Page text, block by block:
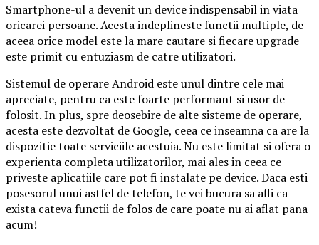
Smartphone-ul a devenit un device indispensabil in viata
oricarei persoane. Acesta indeplineste functii multiple, de
aceea orice model este la mare cautare si fiecare upgrade
este primit cu entuziasm de catre utilizatori.
Sistemul de operare Android este unul dintre cele mai
apreciate, pentru ca este foarte performant si usor de
folosit. In plus, spre deosebire de alte sisteme de operare,
acesta este dezvoltat de Google, ceea ce inseamna ca are la
dispozitie toate serviciile acestuia. Nu este limitat si ofera o
experienta completa utilizatorilor, mai ales in ceea ce
priveste aplicatiile care pot fi instalate pe device. Daca esti
posesorul unui astfel de telefon, te vei bucura sa afli ca
exista cateva functii de folos de care poate nu ai aflat pana
acum!